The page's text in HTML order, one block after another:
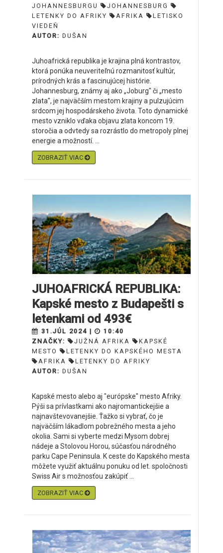
JOHANNESBURGU
JOHANNESBURG
LETENKY DO AFRIKY
AFRIKA
LETISKO
VIEDEŇ
AUTOR: DUŠAN
Juhoafrická republika je krajina plná kontrastov,
ktorá ponúka neuveriteľnú rozmanitosť kultúr,
prírodných krás a fascinujúcej histórie.
Johannesburg, známy aj ako „Joburg" či „mesto
zlata", je najväčším mestom krajiny a pulzujúcim
srdcom jej hospodárskeho života. Toto dynamické
mesto vzniklo vďaka objavu zlata koncom 19.
storočia a odvtedy sa rozrástlo do metropoly plnej
energie a možností. ...
ZOBRAZIŤ VIAC
JUHOAFRICKÁ REPUBLIKA:
Kapské mesto z Budapešti s
letenkami od 493€
31.JÚL 2024 |
10:40
ZNAČKY:
JUŽNÁ AFRIKA
KAPSKÉ
MESTO
LETENKY DO KAPSKÉHO MESTA
AFRIKA
LETENKY DO AFRIKY
AUTOR: DUŠAN
Kapské mesto alebo aj "európske" mesto Afriky.
Pýši sa prívlastkami ako najromantickejšie a
najnavštevovanejšie. Ťažko si vybrať, čo je
najväčším lákadlom pobrežného mesta a jeho
okolia. Sami si vyberte medzi Mysom dobrej
nádeje a Stolovou Horou, súčasťou národného
parku Cape Peninsula. K ceste do Kapského mesta
môžete využiť aktuálnu ponuku od let. spoločnosti
Swiss Air s možnosťou zakúpiť ...
ZOBRAZIŤ VIAC